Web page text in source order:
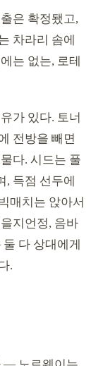
은 확정됐고,
차라리 솜에
는 없는, 로테
가 있다. 토너
전방을 빼면
다. 시드는 풀
득점 선두에
매치는 앉아서
지언정, 음바
다 상대에게
.